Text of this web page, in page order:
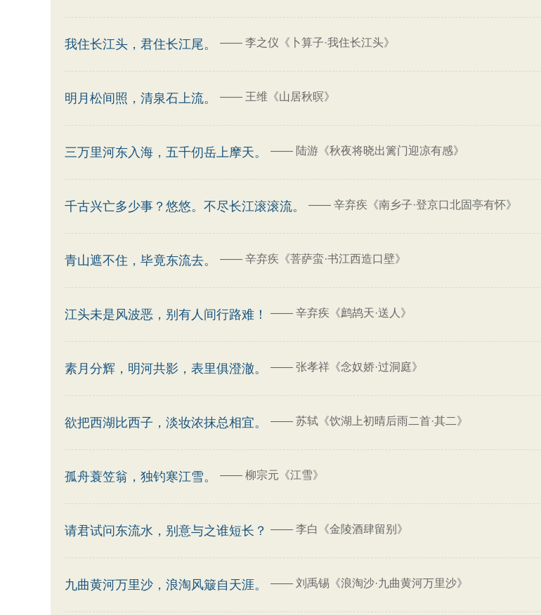
我住长江头，君住长江尾。 —— 李之仪《卜算子·我住长江头》
明月松间照，清泉石上流。 —— 王维《山居秋暝》
三万里河东入海，五千仞岳上摩天。 —— 陆游《秋夜将晓出篱门迎凉有感》
千古兴亡多少事？悠悠。不尽长江滚滚流。 —— 辛弃疾《南乡子·登京口北固亭有怀》
青山遮不住，毕竟东流去。 —— 辛弃疾《菩萨蛮·书江西造口壁》
江头未是风波恶，别有人间行路难！ —— 辛弃疾《鹧鸪天·送人》
素月分辉，明河共影，表里俱澄澈。 —— 张孝祥《念奴娇·过洞庭》
欲把西湖比西子，淡妆浓抹总相宜。 —— 苏轼《饮湖上初晴后雨二首·其二》
孤舟蓑笠翁，独钓寒江雪。 —— 柳宗元《江雪》
请君试问东流水，别意与之谁短长？ —— 李白《金陵酒肆留别》
九曲黄河万里沙，浪淘风簸自天涯。 —— 刘禹锡《浪淘沙·九曲黄河万里沙》